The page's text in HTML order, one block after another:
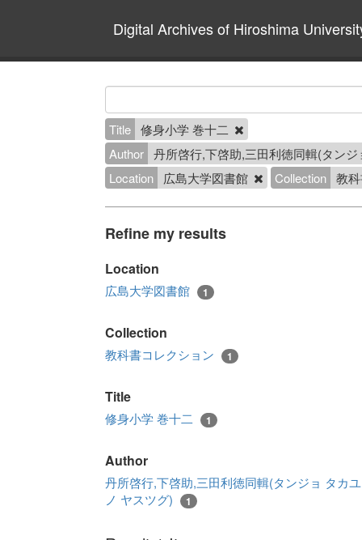
Digital Archives of Hiroshima
Title 修身小学 巻十二
Author 丹所啓行,下啓助,三田利徳同輯(タン
Location
広島大学図書館 Collection 教
Refine my results
Location
広島大学図書館 1
Collection
教科書コレクション 1
Title
修身小学 巻十二 1
Author
丹所啓行,下啓助,三田利徳同輯(タンジョ タカ
ノ ヤスツグ)
1